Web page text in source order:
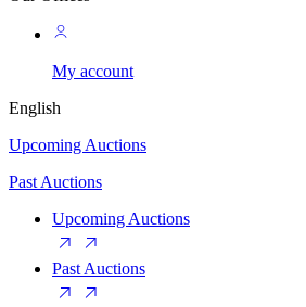
My account
English
Upcoming Auctions
Past Auctions
Upcoming Auctions
Past Auctions